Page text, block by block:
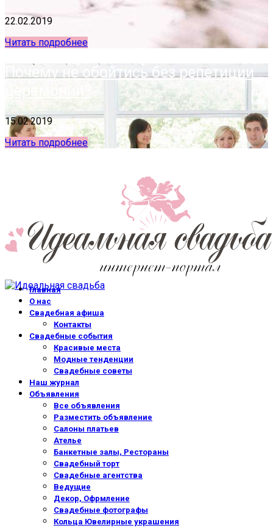
22.02.2019
Читать подробнее
Почему не обойтись без репетиции
церемонии?
15.02.2019
Читать подробнее
Главная
О нас
Свадебная афиша
Контакты
Свадебные события
Красивые места
Модные тенденции
Свадебные советы
Наш журнал
Объявления
Все объявления
Разместить объявление
Салоны платьев
Ателье
Банкетные залы, Рестораны
Свадебный торт
Свадебные агентства
Ведущие
Декор, Офрмление
Свадебные фотографы
Кольца Ювелирные украшения